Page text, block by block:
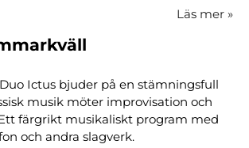
Läs mer »
Ictus bjuder på en stämningsfull
musik möter improvisation och
färgrikt musikaliskt program med
och andra slagverk.